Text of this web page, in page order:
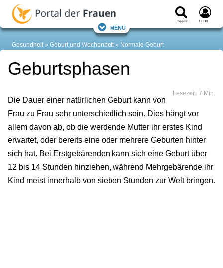
Suche Login
Menü
Gesundheit Geburt und Wochenbett Normale Geburt
Geburtsphasen
Lesezeit: 7 Min.
Die Dauer einer natürlichen Geburt kann von
Frau zu Frau sehr unterschiedlich sein. Dies hängt vor
allem davon ab, ob die werdende Mutter ihr erstes Kind
erwartet, oder bereits eine oder mehrere Geburten hinter
sich hat. Bei Erstgebärenden kann sich eine Geburt über
12 bis 14 Stunden hinziehen, während Mehrgebärende ihr
Kind meist innerhalb von sieben Stunden zur Welt bringen.